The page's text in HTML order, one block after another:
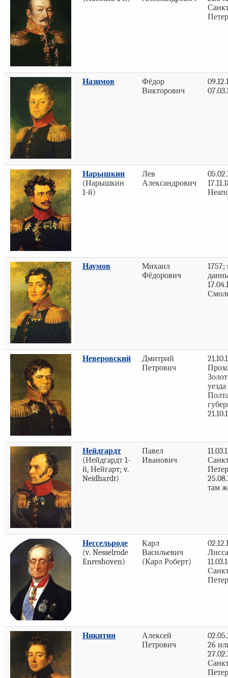
Назимов
Фёдор
Викторович
Нарышкин
(Нарышкин
1-й)
Лев
Александрович
Наумов
Михаил
Фёдорович
1757;
Неверовский
Дмитрий
Петрович
уезда
Нейдгардт
(Нейдгардт 1-
й, Нейгарт; v.
Neidhardt)
Павел
Иванович
там
Нессельроде
(v. Nesselrode
Enreshoven)
Карл
Васильевич
(Карл Роберт)
Никитин
Алексей
Петрович
26